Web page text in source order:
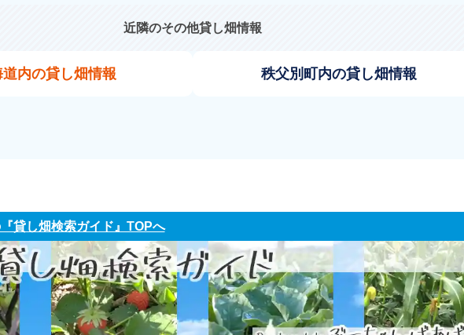
近隣のその他貸し畑情報
内の貸し畑情報 秩父別町内の貸し畑情報
貸し畑検索ガイド』TOPへ